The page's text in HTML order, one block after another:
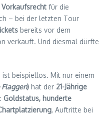
Vorkaufsrecht für die
– bei der letzten Tour
bereits vor dem
verkauft. Und diesmal dürfte
beispiellos. Mit nur einem
Flaggen) hat der 21-Jährige
Goldstatus, hunderte
, Auftritte bei